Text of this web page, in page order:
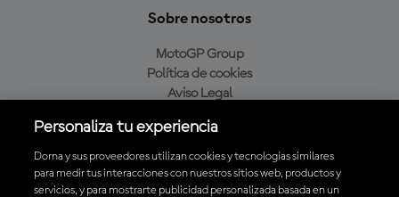
Sobre nosotros
MotoGP Group
Política de cookies
Aviso Legal
Política de compra
Personaliza tu experiencia
Dorna y sus proveedores utilizan cookies y tecnologías similares
para medir tus interacciones con nuestros sitios web, productos y
servicios, y para mostrarte publicidad personalizada basada en un